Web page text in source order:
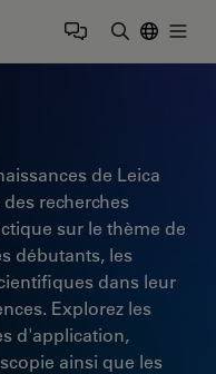
de Leica
recherches
sur le thème de
débutants, les
dans leur
Explorez les
d'application,
ainsi que les